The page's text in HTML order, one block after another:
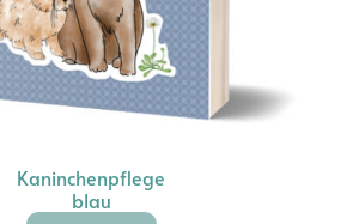
Kaninchenpflege
blau